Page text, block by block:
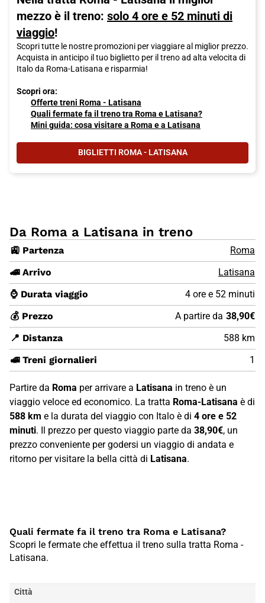
mezzo è il treno: solo 4 ore e 52 minuti di
viaggio!
Scopri tutte le nostre promozioni per viaggiare al miglior prezzo.
Acquista in anticipo il tuo biglietto per il treno ad alta velocita di
Italo da Roma-Latisana e risparmia!
Scopri ora:
Offerte treni Roma - Latisana
Quali fermate fa il treno tra Roma e Latisana?
Mini guida: cosa visitare a Roma e a Latisana
BIGLIETTI ROMA - LATISANA
Da Roma a Latisana in treno
🚉 Partenza
Roma
🚄 Arrivo
Latisana
⌚ Durata viaggio
4 ore e 52 minuti
💰 Prezzo
A partire da 38,90€
📍 Distanza
588 km
🚅 Treni giornalieri
1
Partire da Roma per arrivare a Latisana in treno è un
viaggio veloce ed economico. La tratta Roma-Latisana è di
588 km e la durata del viaggio con Italo è di 4 ore e 52
minuti. Il prezzo per questo viaggio parte da 38,90€, un
prezzo conveniente per godersi un viaggio di andata e
ritorno per visitare la bella città di Latisana.
Quali fermate fa il treno tra Roma e Latisana?
Scopri le fermate che effettua il treno sulla tratta Roma -
Latisana.
Città